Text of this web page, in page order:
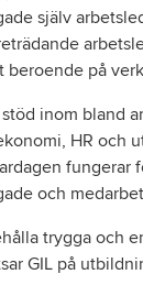
själv
beroende på
inom bland
HR och
fungerar
och
trygga och
GIL på